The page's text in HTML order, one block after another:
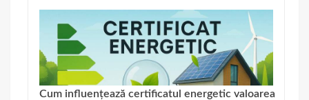
Cum influențează certificatul energetic valoarea